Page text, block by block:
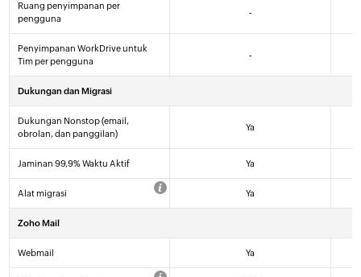
Ruang penyimpanan per
pengguna
-
Penyimpanan WorkDrive untuk
Tim per pengguna
-
Dukungan dan Migrasi
Dukungan Nonstop (email,
obrolan, dan panggilan)
Ya
Jaminan 99,9% Waktu Aktif Ya
Alat migrasi Ya
Zoho Mail
Webmail Ya